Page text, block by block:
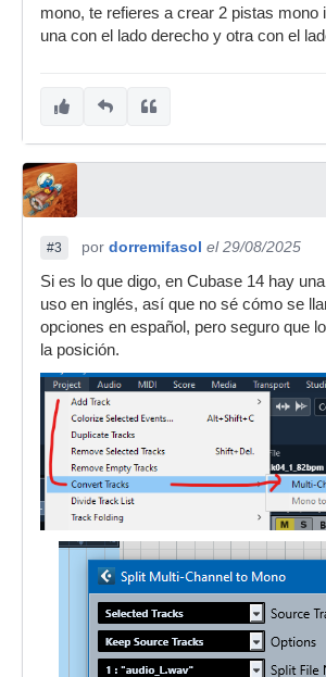
mono, te refieres a crear 2 pistas mono
una con el lado derecho y otra con el
#3 por dorremifasol el 29/08/2025
Si es lo que digo, en Cubase 14 hay
uso en inglés, así que no sé cómo se
opciones en español, pero seguro que
la posición.